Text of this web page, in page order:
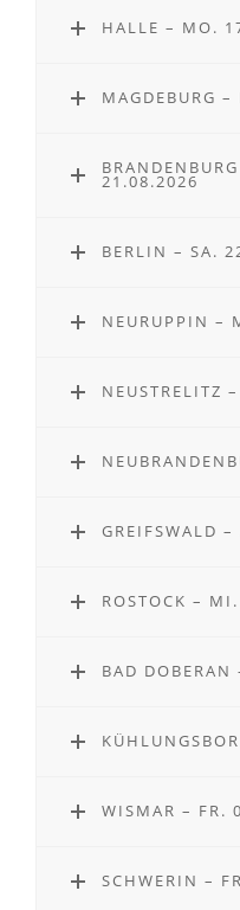
HALLE – MO.
MAGDEBURG
21.08.2026
BERLIN – SA.
NEURUPPIN –
NEUSTRELITZ
GREIFSWALD
ROSTOCK –
BAD
WISMAR – FR.
SCHWERIN –